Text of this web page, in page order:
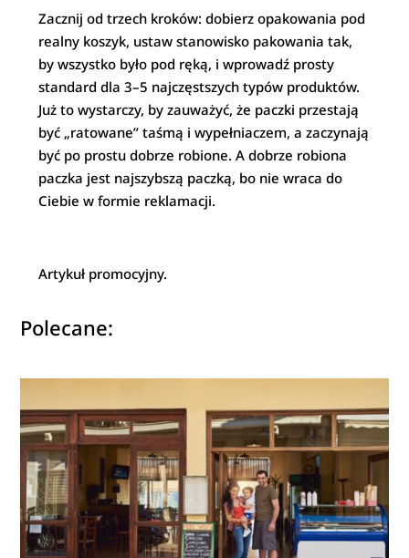
Zacznij od trzech kroków: dobierz opakowania pod
realny koszyk, ustaw stanowisko pakowania tak,
by wszystko było pod ręką, i wprowadź prosty
standard dla 3–5 najczęstszych typów produktów.
Już to wystarczy, by zauważyć, że paczki przestają
być „ratowane” taśmą i wypełniaczem, a zaczynają
być po prostu dobrze robione. A dobrze robiona
paczka jest najszybszą paczką, bo nie wraca do
Ciebie w formie reklamacji.
Artykuł promocyjny.
Polecane: